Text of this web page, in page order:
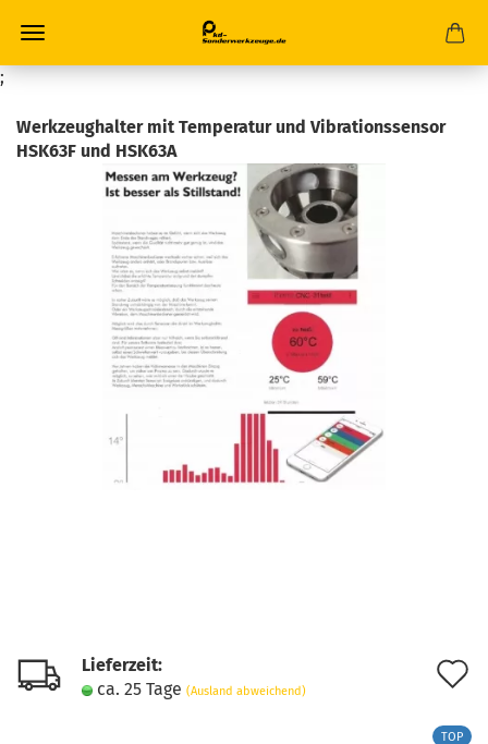
;
Werkzeughalter mit Temperatur und Vibrationssensor
HSK63F und HSK63A
Lieferzeit:
ca. 25 Tage (Ausland abweichend)
TOP